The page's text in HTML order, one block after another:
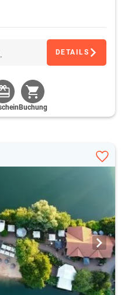
DETAILS
Buchung